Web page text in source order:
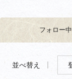
フォロー中
並べ替え